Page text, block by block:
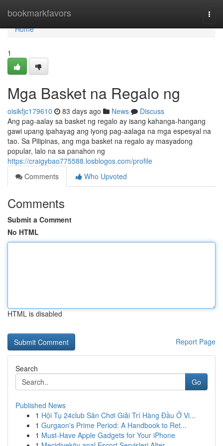
bookmarkfavors
Home
Home
1
Mga Basket na Regalo ng
oisikfjc179610 83 days ago News
Discuss
Ang pag-aalay sa basket ng regalo ay isang kahanga-hangang
gawi upang ipahayag ang iyong pag-aalaga na mga espesyal na
tao. Sa Pilipinas, ang mga basket na regalo ay masyadong
popular, lalo na sa panahon ng
https://craigybao775588.losblogos.com/profile
Comments
Who Upvoted
Comments
Submit a Comment
No HTML
HTML is disabled
Report Page
Search
Go
Published News
1 Hội Tụ 24club Sân Chơi Giải Trí Hàng Đầu Ở Vi...
1 Gurgaon's Prime Period: A Handbook to Ret...
1 Must-Have Apple Gadgets for Your iPhone